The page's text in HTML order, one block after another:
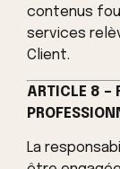
contenus
services
Client.
ARTICLE 8 –
La